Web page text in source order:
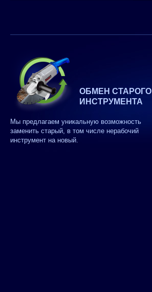
ОБМЕН СТАРОГО
ИНСТРУМЕНТА
Мы предлагаем уникальную возможность
заменить старый, в том числе нерабочий
инструмент на новый.